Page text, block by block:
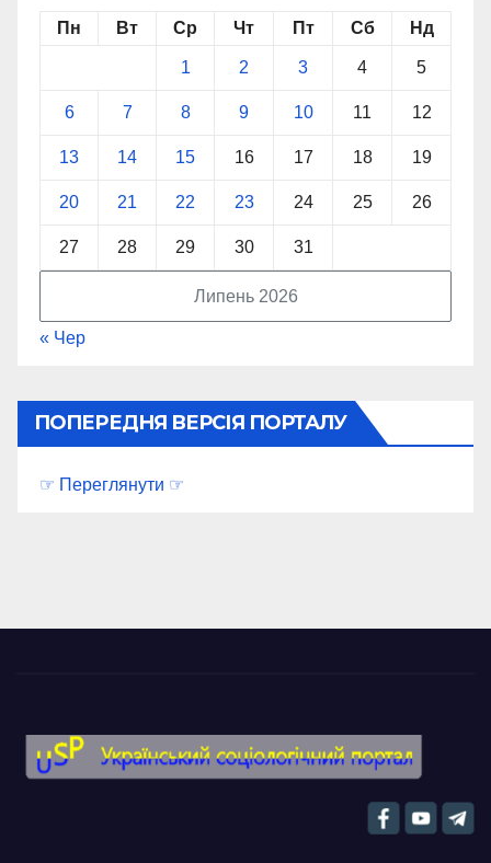
Липень 2026
Пн Вт Ср Чт Пт Сб Нд
1 2 3 4 5
6 7 8 9 10 11 12
13 14 15 16 17 18 19
20 21 22 23 24 25 26
27 28 29 30 31
« Чер
ПОПЕРЕДНЯ ВЕРСІЯ ПОРТАЛУ
☞ Переглянути ☞